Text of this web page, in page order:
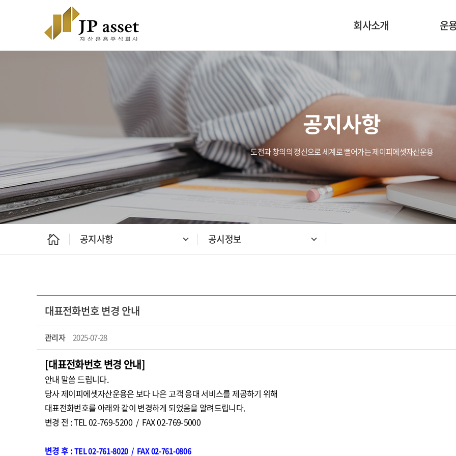
회사소개
CEO인사말
경영 철학
조직도
오시는 길
운
공지사항
도전과 창의의 정신으로 세계로 뻗어가는 제이피에셋자산운용
공지사항 공시정보
대표전화번호 변경 안내
관리자 2025-07-28
[대표전화번호 변경 안내]
안내 말씀 드립니다.
당사 제이피에셋자산운용은 보다 나은 고객 응대 서비스를 제공하기 위해
대표전화번호를 아래와 같이 변경하게 되었음을 알려드립니다.
변경 전 : TEL 02-769-5200 / FAX 02-769-5000
변경 후 :TEL 02-761-8020 / FAX 02-761-0806